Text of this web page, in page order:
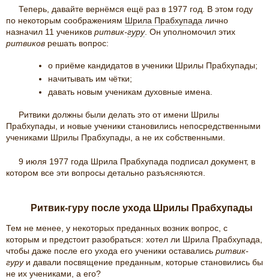
Теперь, давайте вернёмся ещё раз в 1977 год. В этом году
по некоторым соображениям Шрила Прабхупада лично
назначил 11 учеников ритвик-гуру. Он уполномочил этих
ритвиков решать вопрос:
о приёме кандидатов в ученики Шрилы Прабхупады;
начитывать им чётки;
давать новым ученикам духовные имена.
Ритвики должны были делать это от имени Шрилы
Прабхупады, и новые ученики становились непосредственными
учениками Шрилы Прабхупады, а не их собственными.
9 июля 1977 года Шрила Прабхупада подписал документ, в
котором все эти вопросы детально разъясняются.
Ритвик-гуру после ухода Шрилы Прабхупады
Тем не менее, у некоторых преданных возник вопрос, с
которым и предстоит разобраться: хотел ли Шрила Прабхупада,
чтобы даже после его ухода его ученики оставались ритвик-
гуруи давали посвящение преданным, которые становились бы
не их учениками, а его?